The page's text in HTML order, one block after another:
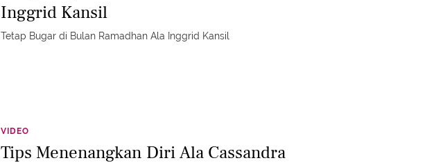
Inggrid Kansil
Tetap Bugar di Bulan Ramadhan Ala Inggrid Kansil
VIDEO
Tips Menenangkan Diri Ala Cassandra